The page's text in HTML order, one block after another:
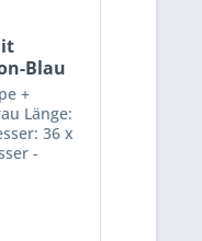
Blau
+
Länge:
36 x
-